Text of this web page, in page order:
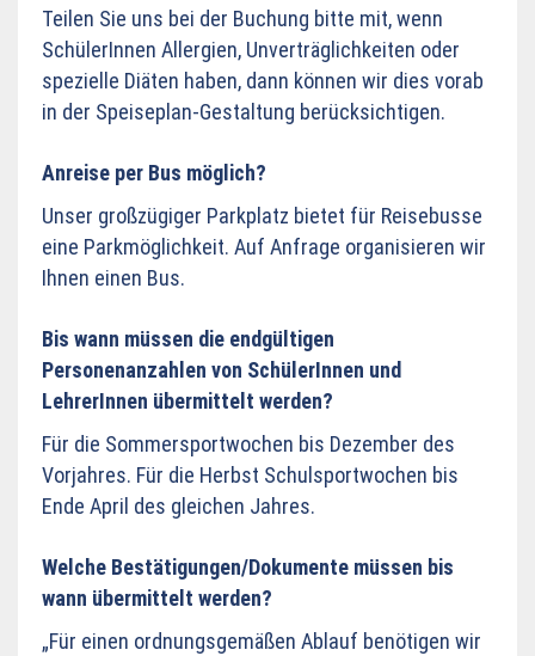
Teilen Sie uns bei der Buchung bitte mit, wenn
SchülerInnen Allergien, Unverträglichkeiten oder
spezielle Diäten haben, dann können wir dies vorab
in der Speiseplan-Gestaltung berücksichtigen.
Anreise per Bus möglich?
Unser großzügiger Parkplatz bietet für Reisebusse
eine Parkmöglichkeit. Auf Anfrage organisieren wir
Ihnen einen Bus.
Bis wann müssen die endgültigen
Personenanzahlen von SchülerInnen und
LehrerInnen übermittelt werden?
Für die Sommersportwochen bis Dezember des
Vorjahres. Für die Herbst Schulsportwochen bis
Ende April des gleichen Jahres.
Welche Bestätigungen/Dokumente müssen bis
wann übermittelt werden?
„Für einen ordnungsgemäßen Ablauf benötigen wir